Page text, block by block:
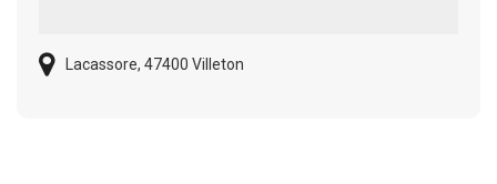
Lacassore, 47400 Villeton